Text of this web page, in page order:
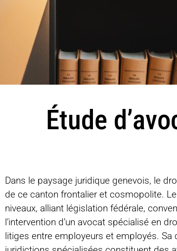
Étude
Dans le paysage juridique genevois, le
de ce canton frontalier et cosmopolite.
niveaux, alliant législation fédérale,
l’intervention d’un avocat spécialisé en
litiges entre employeurs et employés.